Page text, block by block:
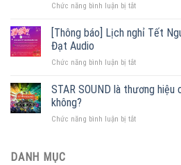
tốt
–
lý
phân
lớn
Miền
Chức năng bình luận bị tắtở
tạo
loa
thanh
+
loa
[Thông báo] Lịch nghỉ Tết
Đạt Audio
Chức năng bình luận bị tắtở
báo]
Tết
STAR SOUND là thương
không?
Chức năng bình luận bị tắtở
DANH MỤC